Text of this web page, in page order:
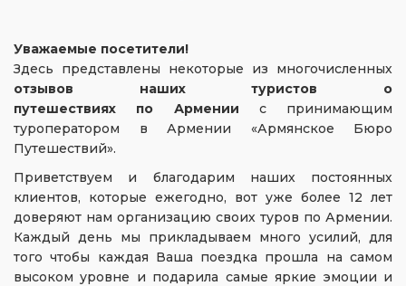
Уважаемые посетители!
Здесь представлены некоторые из многочисленных
отзывов наших туристов о
путешествиях по Армении с принимающим
туроператором в Армении «Армянское Бюро
Путешествий».
Приветствуем и благодарим наших постоянных
клиентов, которые ежегодно, вот уже более 12 лет
доверяют нам организацию своих туров по Армении.
Каждый день мы прикладываем много усилий, для
того чтобы каждая Ваша поездка прошла на самом
высоком уровне и подарила самые яркие эмоции и